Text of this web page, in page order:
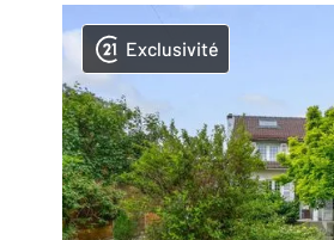
Exclusivité